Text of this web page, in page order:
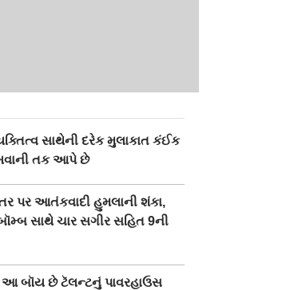
સાથેની દરેક મુલાકાત કંઈક
તક આપે છે
પર આતંકવાદી હુમલાની શંકા,
સાથે ચાર સગીર સહિત 9ની
આ બૉય છે ટૅલન્ટનું પાવરહાઉસ